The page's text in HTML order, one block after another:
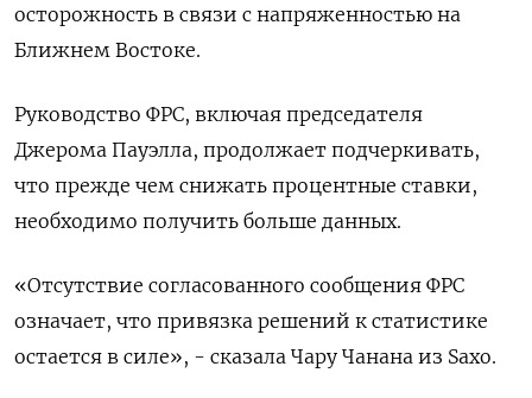
осторожность в связи с напряженностью на
Ближнем Востоке.
Руководство ФРС, включая председателя
Джерома Пауэлла, продолжает подчеркивать,
что прежде чем снижать процентные ставки,
необходимо получить больше данных.
«Отсутствие согласованного сообщения ФРС
означает, что привязка решений к статистике
остается в силе», - сказала Чару Чанана из Saxo.